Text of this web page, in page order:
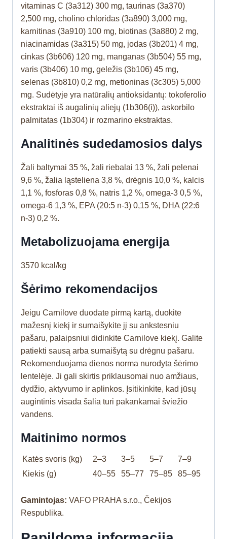
vitaminas C (3a312) 300 mg, taurinas (3a370)
2,500 mg, cholino chloridas (3a890) 3,000 mg,
karnitinas (3a910) 100 mg, biotinas (3a880) 2 mg,
niacinamidas (3a315) 50 mg, jodas (3b201) 4 mg,
cinkas (3b606) 120 mg, manganas (3b504) 55 mg,
varis (3b406) 10 mg, geležis (3b106) 45 mg,
selenas (3b810) 0,2 mg, metioninas (3c305) 5,000
mg. Sudėtyje yra natūralių antioksidantų: tokoferolio
ekstraktai iš augalinių aliejų (1b306(i)), askorbilo
palmitatas (1b304) ir rozmarino ekstraktas.
Analitinės sudedamosios dalys
Žali baltymai 35 %, žali riebalai 13 %, žali pelenai
9,6 %, žalia ląsteliena 3,8 %, drėgnis 10,0 %, kalcis
1,1 %, fosforas 0,8 %, natris 1,2 %, omega-3 0,5 %,
omega-6 1,3 %, EPA (20:5 n-3) 0,15 %, DHA (22:6
n-3) 0,2 %.
Metabolizuojama energija
3570 kcal/kg
Šėrimo rekomendacijos
Jeigu Carnilove duodate pirmą kartą, duokite
mažesnį kiekį ir sumaišykite jį su ankstesniu
pašaru, palaipsniui didinkite Carnilove kiekį. Galite
patiekti sausą arba sumaišytą su drėgnu pašaru.
Rekomenduojama dienos norma nurodyta šėrimo
lentelėje. Ji gali skirtis priklausomai nuo amžiaus,
dydžio, aktyvumo ir aplinkos. Įsitikinkite, kad jūsų
augintinis visada šalia turi pakankamai šviežio
vandens.
Maitinimo normos
Katės svoris (kg) 2–3 3–5 5–7
7–9
Kiekis (g)
40–55 55–77 75–85 85–95
Gamintojas: VAFO PRAHA s.r.o., Čekijos
Respublika.